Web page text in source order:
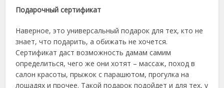
Подарочный сертификат
Наверное, это универсальный подарок для тех, кто не
знает, что подарить, а обижать не хочется.
Сертификат даст возможность дамам самим
определиться, чего же они хотят – массаж, поход в
салон красоты, прыжок с парашютом, прогулка на
лошадях и прочее. Такой подарок подойдет и для тех, у